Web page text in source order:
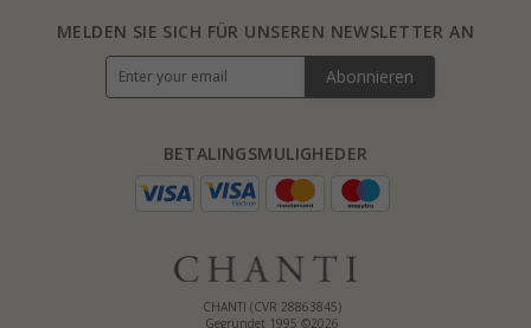
CHANTI (CVR 28863845)
Gegründet 1995 ©2026
BETALINGSMULIGHEDER
MELDEN SIE SICH FÜR UNSEREN NEWSLETTER AN
Abonnieren